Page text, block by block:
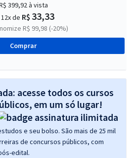
399,92à vista
de R$ 33,33
R$ 99,98 (-20%)
Comprar
acesse todos os cursos
em um só lugar!
e seu bolso. São mais de 25 mil
de concursos públicos, com
edital.